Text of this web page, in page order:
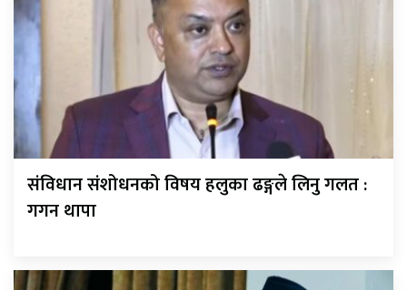
संविधान संशोधनको विषय हलुका ढङ्गले लिनु गलत :
गगन थापा